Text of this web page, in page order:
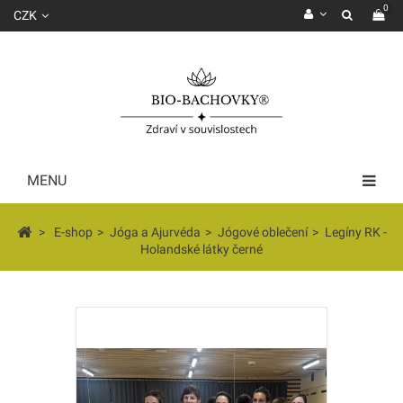
0
CZK
MENU
> E-shop > Jóga a Ajurvéda > Jógové oblečení > Legíny RK -
Holandské látky černé